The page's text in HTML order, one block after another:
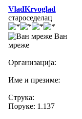
VladKrvoglad
староседелац
Ван
мреже
Организација:
Име и презиме:
Струка:
Поруке: 1.137